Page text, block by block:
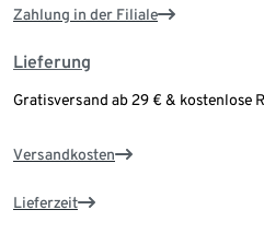
Zahlung in der Filiale
Lieferung
Gratisversand ab 29 € & kostenlose
Versandkosten
Lieferzeit